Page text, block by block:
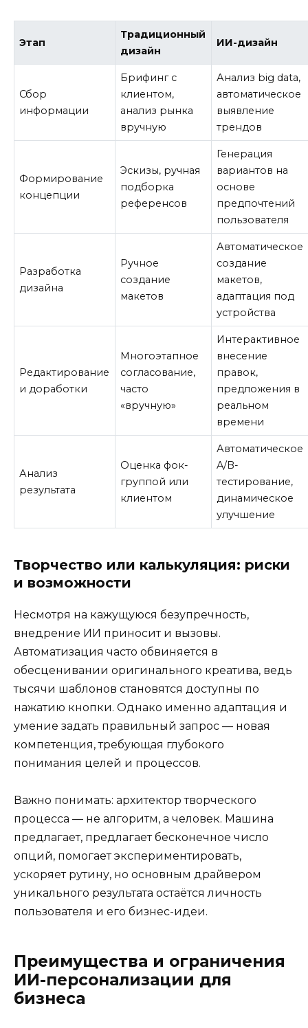
Этап
Традиционный
дизайн
ИИ-дизайн
Сбор
информации
Брифинг с
клиентом,
анализ рынка
вручную
Анализ big data,
автоматическое
выявление
трендов
Формирование
концепции
Эскизы, ручная
подборка
референсов
Генерация
вариантов на
основе
предпочтений
пользователя
Разработка
дизайна
Ручное
создание
макетов
Автоматическое
создание
макетов,
адаптация под
устройства
Редактирование
и доработки
Многоэтапное
согласование,
часто
«вручную»
Интерактивное
внесение
правок,
предложения в
реальном
времени
Анализ
результата
Оценка фок-
группой или
клиентом
Автоматическое
A/B-
тестирование,
динамическое
улучшение
Творчество или калькуляция: риски
и возможности
Несмотря на кажущуюся безупречность,
внедрение ИИ приносит и вызовы.
Автоматизация часто обвиняется в
обесценивании оригинального креатива, ведь
тысячи шаблонов становятся доступны по
нажатию кнопки. Однако именно адаптация и
умение задать правильный запрос — новая
компетенция, требующая глубокого
понимания целей и процессов.
Важно понимать: архитектор творческого
процесса — не алгоритм, а человек. Машина
предлагает, предлагает бесконечное число
опций, помогает экспериментировать,
ускоряет рутину, но основным драйвером
уникального результата остаётся личность
пользователя и его бизнес-идеи.
Преимущества и ограничения
ИИ-персонализации для
бизнеса